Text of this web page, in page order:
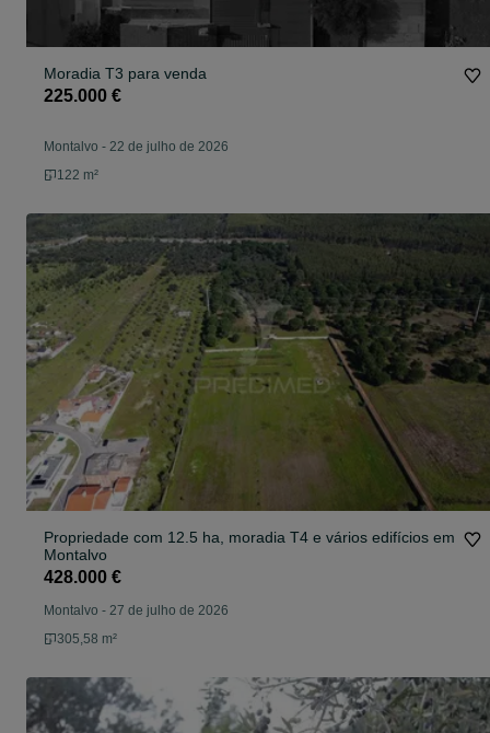
Moradia T3 para venda
225.000 €
Montalvo - 22 de julho de 2026
122 m²
Propriedade com 12.5 ha, moradia T4 e vários edifícios em
Montalvo
428.000 €
Montalvo - 27 de julho de 2026
305,58 m²